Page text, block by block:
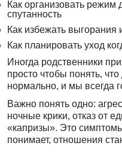
Как организовать режим
спутанность
Как избежать выгорания
Как планировать уход
Иногда родственники
просто чтобы понять,
нормально, и мы всегда
Важно понять одно:
ночные крики, отказ от
«капризы». Это
понимает, отношения